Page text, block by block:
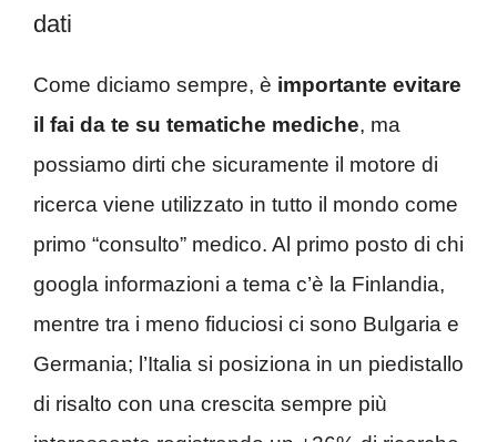
dati
Come diciamo sempre, è importante evitare
il fai da te su tematiche mediche, ma
possiamo dirti che sicuramente il motore di
ricerca viene utilizzato in tutto il mondo come
primo “consulto” medico. Al primo posto di chi
googla informazioni a tema c’è la Finlandia,
mentre tra i meno fiduciosi ci sono Bulgaria e
Germania; l’Italia si posiziona in un piedistallo
di risalto con una crescita sempre più